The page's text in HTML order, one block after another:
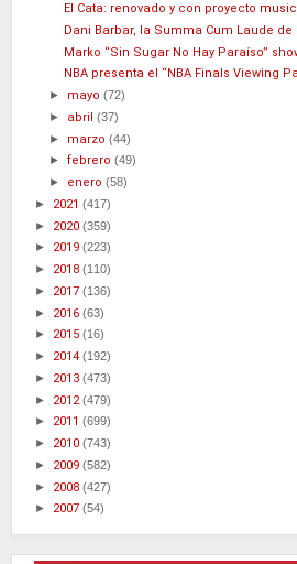
El Cata: renovado y con proyecto
Dani Barbar, la Summa Cum Laude de
Marko “Sin Sugar No Hay Paraíso”
NBA presenta el “NBA Finals Viewing
► mayo(72)
► abril(37)
► marzo(44)
►febrero(49)
► enero(58)
► 2021 (417)
► 2020 (359)
► 2019 (223)
► 2018 (110)
► 2017 (136)
► 2016 (63)
► 2015 (16)
► 2014 (192)
► 2013 (473)
► 2012(479)
► 2011 (699)
► 2010 (743)
► 2009 (582)
► 2008 (427)
► 2007 (54)